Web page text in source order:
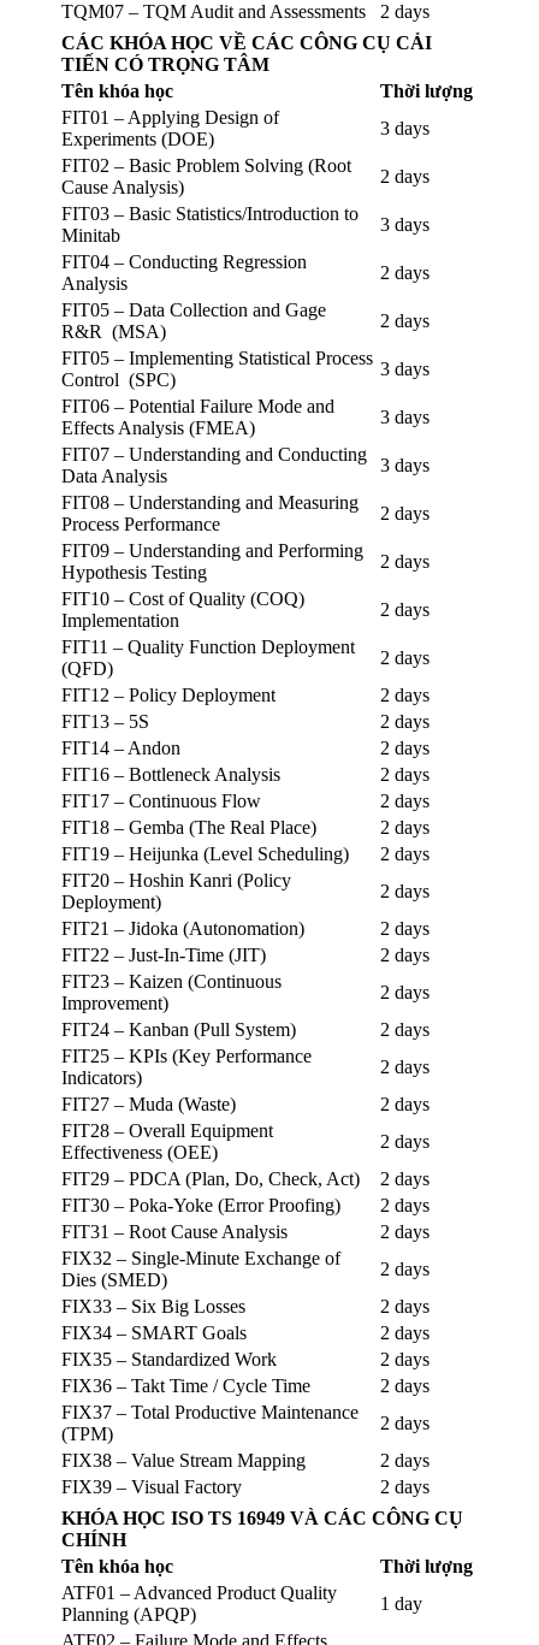
TQM07 – TQM Audit and Assessments
2 days
CÁC KHÓA HỌC VỀ CÁC CÔNG CỤ CẢI
TIẾN CÓ TRỌNG TÂM
Tên khóa học
Thời lượng
FIT01 – Applying Design of
Experiments (DOE)
3 days
FIT02 – Basic Problem Solving (Root
Cause Analysis)
2 days
FIT03 – Basic Statistics/Introduction to
Minitab
3 days
FIT04 – Conducting Regression
Analysis
2 days
FIT05 – Data Collection and Gage
R&R (MSA)
2 days
FIT05 – Implementing Statistical Process
Control (SPC)
3 days
FIT06 – Potential Failure Mode and
Effects Analysis (FMEA)
3 days
FIT07 – Understanding and Conducting
Data Analysis
3 days
FIT08 – Understanding and Measuring
Process Performance
2 days
FIT09 – Understanding and Performing
Hypothesis Testing
2 days
FIT10 – Cost of Quality (COQ)
Implementation
2 days
FIT11 – Quality Function Deployment
(QFD)
2 days
FIT12 – Policy Deployment
2 days
FIT13 – 5S
2 days
FIT14 – Andon
2 days
FIT16 – Bottleneck Analysis
2 days
FIT17 – Continuous Flow
2 days
FIT18 – Gemba (The Real Place)
2 days
FIT19 – Heijunka (Level Scheduling)
2 days
FIT20 – Hoshin Kanri (Policy
Deployment)
2 days
FIT21 – Jidoka (Autonomation)
2 days
FIT22 – Just-In-Time (JIT)
2 days
FIT23 – Kaizen (Continuous
Improvement)
2 days
FIT24 – Kanban (Pull System)
2 days
FIT25 – KPIs (Key Performance
Indicators)
2 days
FIT27 – Muda (Waste)
2 days
FIT28 – Overall Equipment
Effectiveness (OEE)
2 days
FIT29 – PDCA (Plan, Do, Check, Act)
2 days
FIT30 – Poka-Yoke (Error Proofing)
2 days
FIT31 – Root Cause Analysis
2 days
FIX32 – Single-Minute Exchange of
Dies (SMED)
2 days
FIX33 – Six Big Losses
2 days
FIX34 – SMART Goals
2 days
FIX35 – Standardized Work
2 days
FIX36 – Takt Time / Cycle Time
2 days
FIX37 – Total Productive Maintenance
(TPM)
2 days
FIX38 – Value Stream Mapping
2 days
FIX39 – Visual Factory
2 days
KHÓA HỌC ISO TS 16949 VÀ CÁC CÔNG CỤ
CHÍNH
Tên khóa học
Thời lượng
ATF01 – Advanced Product Quality
Planning (APQP)
1 day